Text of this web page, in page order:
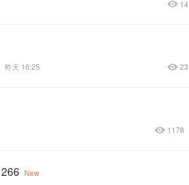
14
昨天 16:25 23
1178
New